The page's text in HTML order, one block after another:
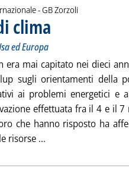
-di:
GB Zorzoli
clima
ed Europa
era mai capitato nei dieci
sugli orientamenti della
ai problemi energetici e
effettuata fra il 4 e il
che hanno risposto ha
risorse ...